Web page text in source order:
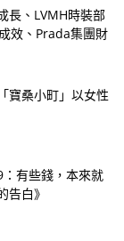
長、LVMH時裝部
效、Prada集團財
寶桑小町」以女性
：有些錢，本來就
白》